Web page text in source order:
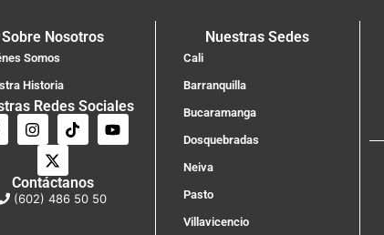
Sobre Nosotros
Somos
Historia
Redes Sociales
Contáctanos
(602) 486 50 50
Nuestras Sedes
Cali
Barranquilla
Bucaramanga
Dosquebradas
Neiva
Pasto
Villavicencio